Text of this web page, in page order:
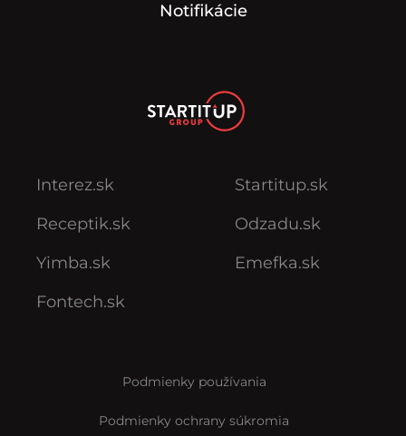
Notifikácie
Interez.sk
Receptik.sk
Yimba.sk
Fontech.sk
Startitup.sk
Odzadu.sk
Emefka.sk
Podmienky používania
Podmienky ochrany súkromia